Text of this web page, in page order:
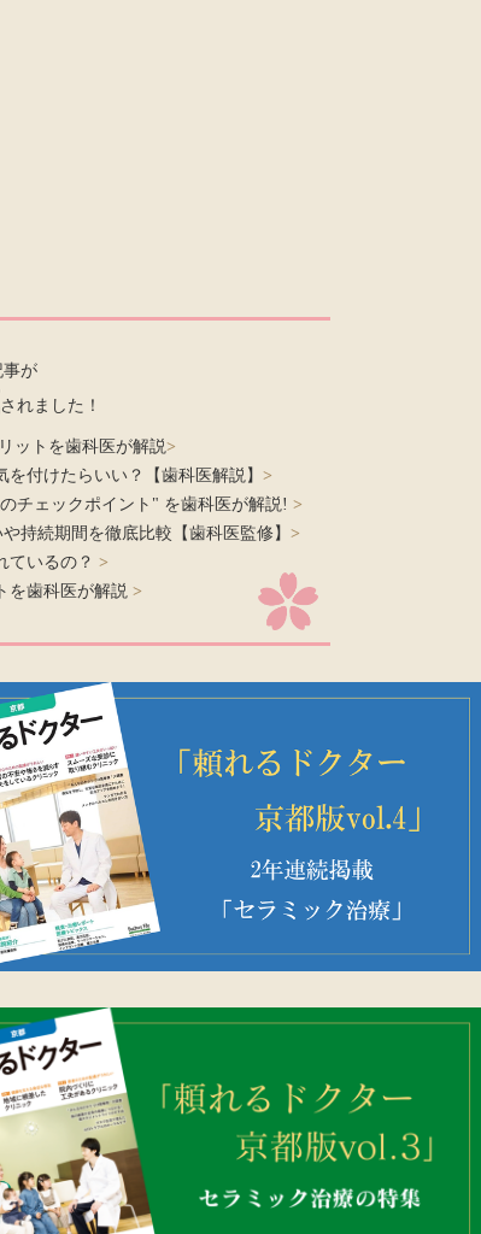
事が
されました！
ットを歯科医が解説>
付けたらいい？【歯科医解説】 >
チェックポイント" を歯科医が解説! >
持続期間を徹底比較【歯科医監修】 >
ているの？ >
を歯科医が解説 >